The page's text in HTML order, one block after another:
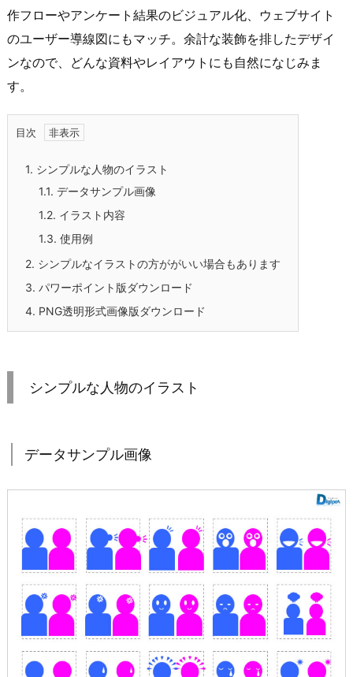
作フローやアンケート結果のビジュアル化、ウェブサイト
のユーザー導線図にもマッチ。余計な装飾を排したデザイ
ンなので、どんな資料やレイアウトにも自然になじみま
す。
目次
1. シンプルな人物のイラスト
1.1. データサンプル画像
1.2. イラスト内容
1.3. 使用例
2. シンプルなイラストの方ががいい場合もあります
3. パワーポイント版ダウンロード
4. PNG透明形式画像版ダウンロード
シンプルな人物のイラスト
データサンプル画像